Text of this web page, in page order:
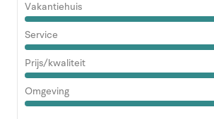
Vakantiehuis
Service
Prijs/kwaliteit
Omgeving